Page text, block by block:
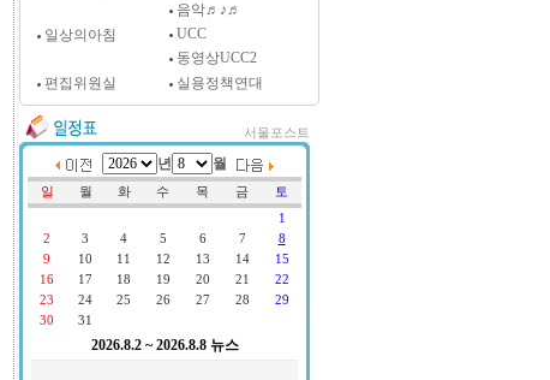
음악♬♪♬
일상의아침
UCC
동영상UCC2
편집위원실
실용정책연대
서울포스트